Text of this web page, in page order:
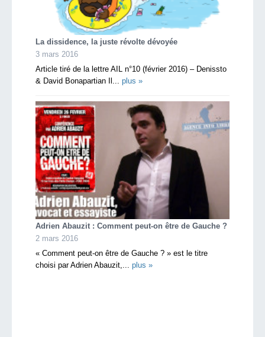
La dissidence, la juste révolte dévoyée
3 mars 2016
Article tiré de la lettre AIL n°10 (février 2016) – Denissto
& David Bonapartian Il... plus »
Adrien Abauzit : Comment peut-on être de Gauche ?
2 mars 2016
« Comment peut-on être de Gauche ? » est le titre
choisi par Adrien Abauzit,... plus »